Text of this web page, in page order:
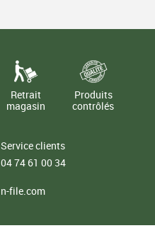
Retrait
magasin
Produits
contrôlés
Service clients
04 74 61 00 34
file.com